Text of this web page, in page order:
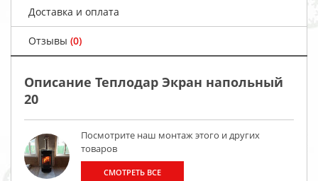
Доставка и оплата
Отзывы (0)
Описание Теплодар Экран напольный
20
Посмотрите наш монтаж этого и других
товаров
СМОТРЕТЬ ВСЕ